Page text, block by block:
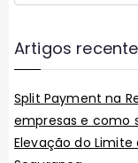
Artigos
Split Payment na
empresas e como
Elevação do Limite